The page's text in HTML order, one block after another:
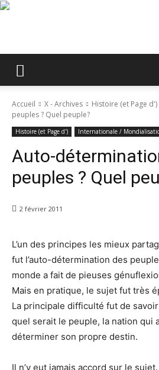
Accueil X - Archives Histoire (et Page d')
peuples ? Quel peuple?
Histoire (et Page d') Internationale /
Auto-
peuples ? Quel
2 février 2011
L’un des principes les mieux
fut l’auto-détermination des
monde a fait de pieuses
Mais en pratique, le sujet fut très
La principale difficulté fut de
quel serait le peuple, la nation qui
déterminer son propre destin.
Il n’y eut jamais accord sur le